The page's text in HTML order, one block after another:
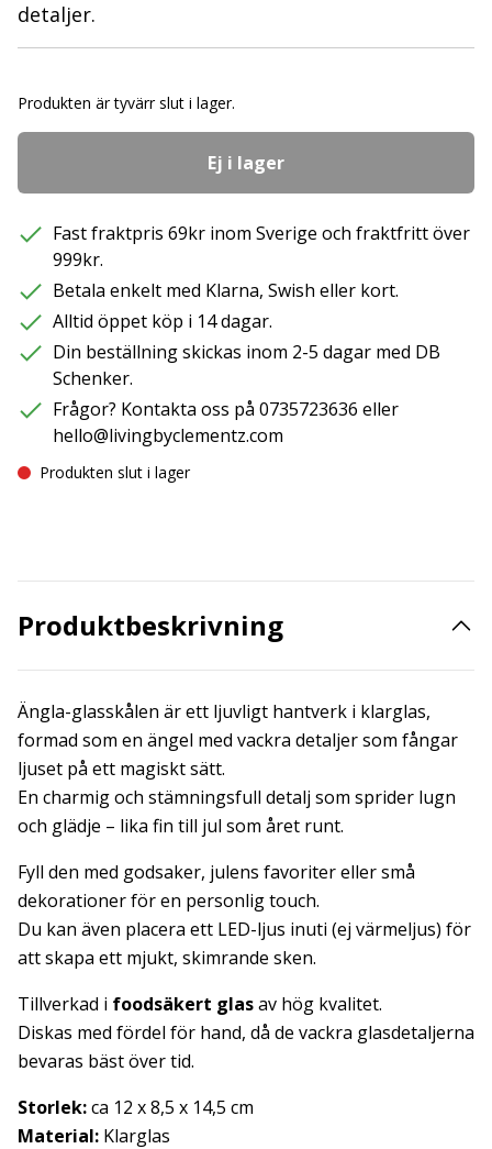
detaljer.
Produkten är tyvärr slut i lager.
Ej i lager
Fast fraktpris 69kr inom Sverige och fraktfritt över
999kr.
Betala enkelt med Klarna, Swish eller kort.
Alltid öppet köp i 14 dagar.
Din beställning skickas inom 2-5 dagar med DB
Schenker.
Frågor? Kontakta oss på 0735723636 eller
hello@livingbyclementz.com
Produkten slut i lager
Produktbeskrivning
Ängla-glasskålen är ett ljuvligt hantverk i klarglas,
formad som en ängel med vackra detaljer som fångar
ljuset på ett magiskt sätt.
En charmig och stämningsfull detalj som sprider lugn
och glädje – lika fin till jul som året runt.
Fyll den med godsaker, julens favoriter eller små
dekorationer för en personlig touch.
Du kan även placera ett LED-ljus inuti (ej värmeljus) för
att skapa ett mjukt, skimrande sken.
Tillverkad i foodsäkert glasav hög kvalitet.
Diskas med fördel för hand, då de vackra glasdetaljerna
bevaras bäst över tid.
Storlek:ca 12 x 8,5 x 14,5 cm
Material: Klarglas